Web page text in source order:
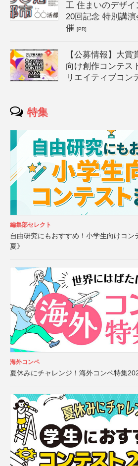
工 住まいのデザ
20回記念 特別講
催[PR]
【公募情報】大賞
向け創作コンテス
リエイティブコン
特集
編集部セレクト
自由研究にもおすすめ！小学生向けコン
夏》
海外コンペ
夏休みにチャレンジ！海外コンペ特集